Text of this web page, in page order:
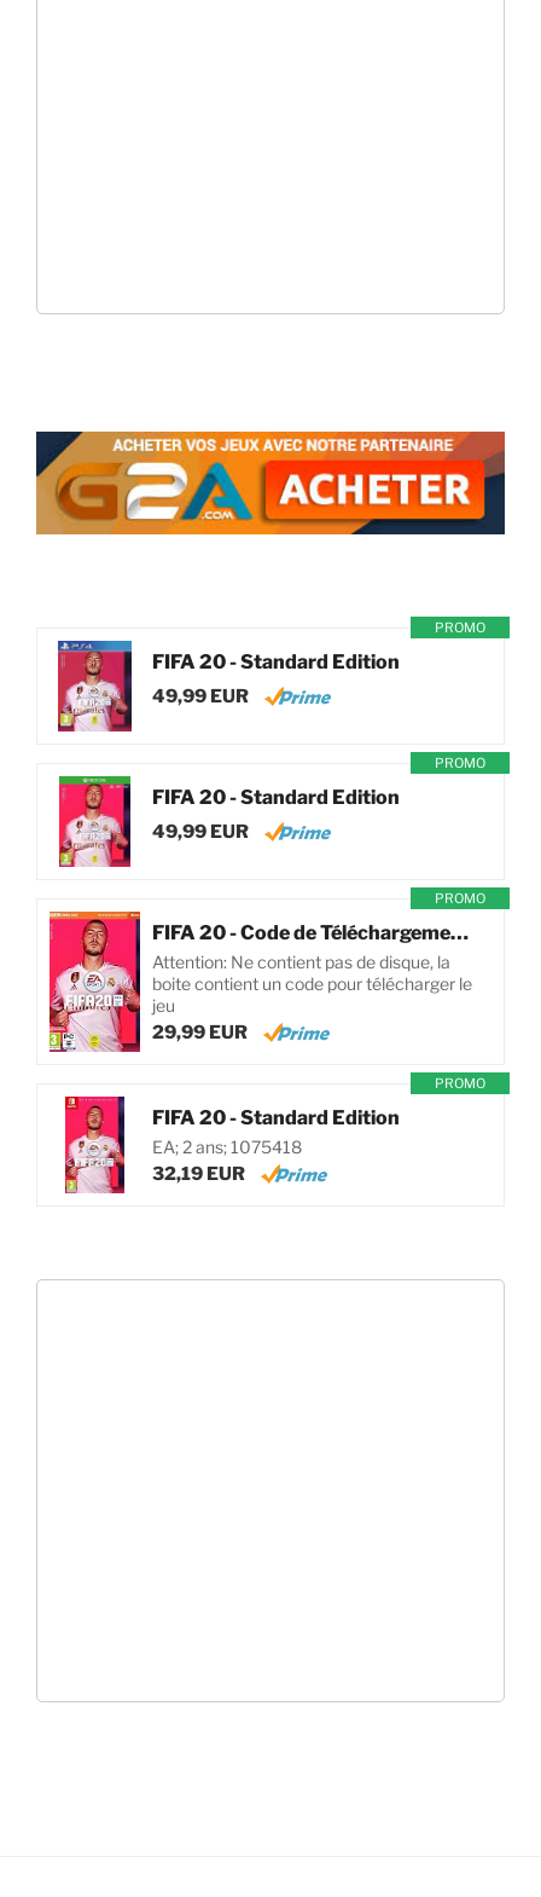
PROMO
FIFA 20 - Standard Edition
49,99 EUR
PROMO
FIFA 20 - Standard Edition
49,99 EUR
PROMO
FIFA 20 - Code de Téléchargement pour PC
Attention: Ne contient pas de disque, la
boite contient un code pour télécharger le
jeu
29,99 EUR
PROMO
FIFA 20 - Standard Edition
EA; 2 ans; 1075418
32,19 EUR